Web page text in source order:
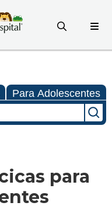
Para Adolescentes
para